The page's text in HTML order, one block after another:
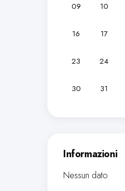
09 10
16 17
23 24
30 31
Informazioni
Nessun dato